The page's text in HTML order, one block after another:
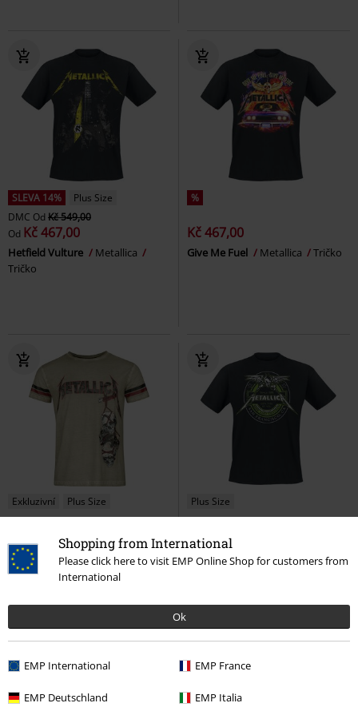
Shopping from International
Please click here to visit EMP Online Shop for customers from
International
Ok
EMP International EMP France
EMP Deutschland EMP Italia
SLEVA 14%
Plus Size
DMC Od Kč 549,00
Od Kč 467,00
Hetfield Vulture
Metallica
Tričko
%
Kč 467,00
Give Me Fuel Metallica Tričko
Exkluzivní
Plus Size
DMCOdKč 999,00
Kč 819,00
EMP Signature Collection
Metallica
Tričko
Plus Size
Od Kč 549,00
100% Fuel - Seek And Destroy
Tričko